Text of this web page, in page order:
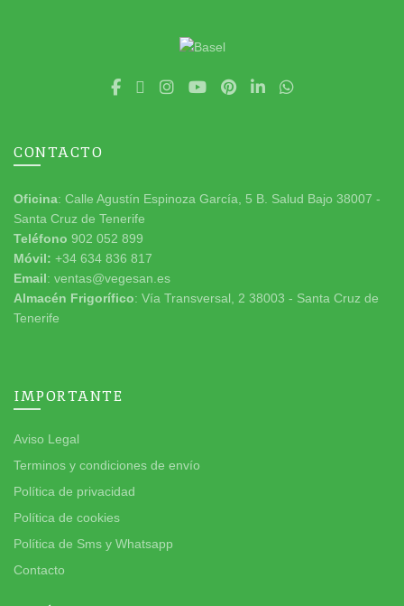
CONTACTO
Oficina: Calle Agustín Espinoza García, 5 B. Salud Bajo 38007 -
Santa Cruz de Tenerife
Teléfono 902 052 899
Móvil: +34 634 836 817
Email: ventas@vegesan.es
Almacén Frigorífico: Vía Transversal, 2 38003 - Santa Cruz de
Tenerife
IMPORTANTE
Aviso Legal
Terminos y condiciones de envío
Política de privacidad
Política de cookies
Política de Sms y Whatsapp
Contacto